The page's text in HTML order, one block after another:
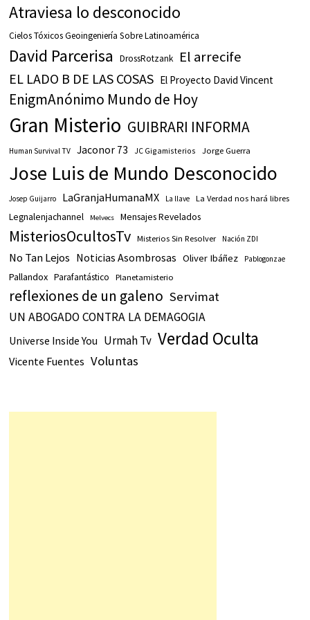
Atraviesa lo desconocido
Cielos Tóxicos Geoingeniería Sobre Latinoamérica
David Parcerisa DrossRotzank El arrecife
EL LADO B DE LAS COSAS El Proyecto David Vincent
EnigmAnónimo Mundo de Hoy
Gran Misterio GUIBRARI INFORMA
Human Survival TV Jaconor 73 JC Gigamisterios Jorge Guerra
Jose Luis de Mundo Desconocido
Josep Guijarro LaGranjaHumanaMX La llave La Verdad nos hará libres
Legnalenjachannel Melvecs Mensajes Revelados
MisteriosOcultosTv Misterios Sin Resolver Nación ZDI
No Tan Lejos Noticias Asombrosas Oliver Ibáñez Pablogonzae
Pallandox Parafantástico Planetamisterio
reflexiones de un galeno Servimat
UN ABOGADO CONTRA LA DEMAGOGIA
Universe Inside You Urmah Tv Verdad Oculta
Vicente Fuentes Voluntas